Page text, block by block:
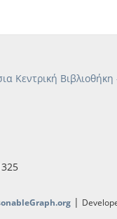
Κεντρική
|